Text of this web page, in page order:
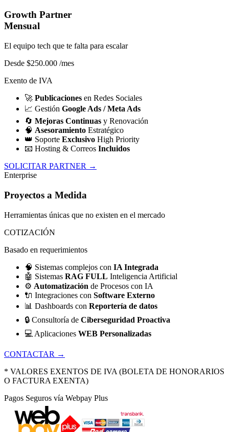
Growth Partner
Mensual
El equipo tech que te falta para escalar
Desde $250.000 /mes
Exento de IVA
🚀 Publicaciones en Redes Sociales
📈 Gestión Google Ads / Meta Ads
🔄 Mejoras Continuas y Renovación
🧠 Asesoramiento Estratégico
👑 Soporte Exclusivo High Priority
📧 Hosting & Correos Incluidos
SOLICITAR PARTNER →
Enterprise
Proyectos a Medida
Herramientas únicas que no existen en el mercado
COTIZACIÓN
Basado en requerimientos
🧠 Sistemas complejos con IA Integrada
🤖 Sistemas RAG FULL Inteligencia Artificial
⚙️ Automatización de Procesos con IA
🔌 Integraciones con Software Externo
📊 Dashboards con Reportería de datos
🔒 Consultoría de Ciberseguridad Proactiva
💻 Aplicaciones WEB Personalizadas
CONTACTAR →
* VALORES EXENTOS DE IVA (BOLETA DE HONORARIOS
O FACTURA EXENTA)
Pagos Seguros vía Webpay Plus